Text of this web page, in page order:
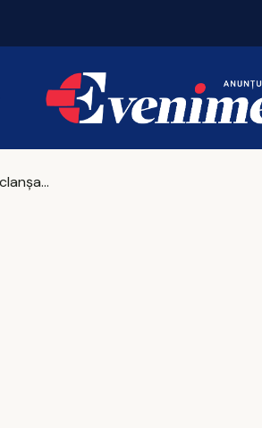
Sanitas a declanșat greva japoneză